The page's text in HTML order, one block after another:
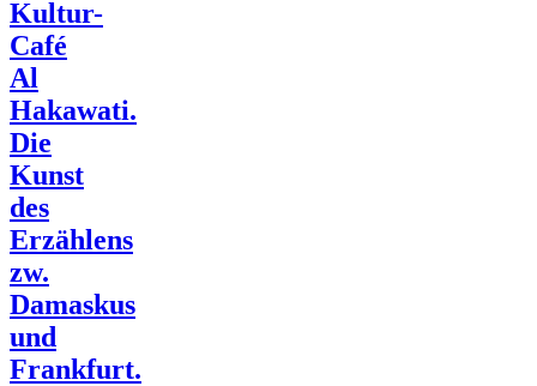
Kultur-
Café
Al
Hakawati.
Die
Kunst
des
Erzählens
zw.
Damaskus
und
Frankfurt.